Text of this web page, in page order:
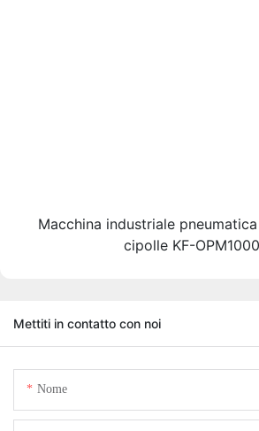
Macchina industriale
cipolle KF-OPM1000
Mettiti in contatto con noi
Nome